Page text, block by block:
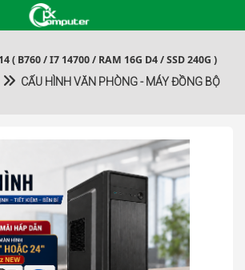
( B760 / I7 14700 / RAM 16G D4 / SSD 240G )
CẤU HÌNH VĂN PHÒNG - MÁY ĐỒNG BỘ